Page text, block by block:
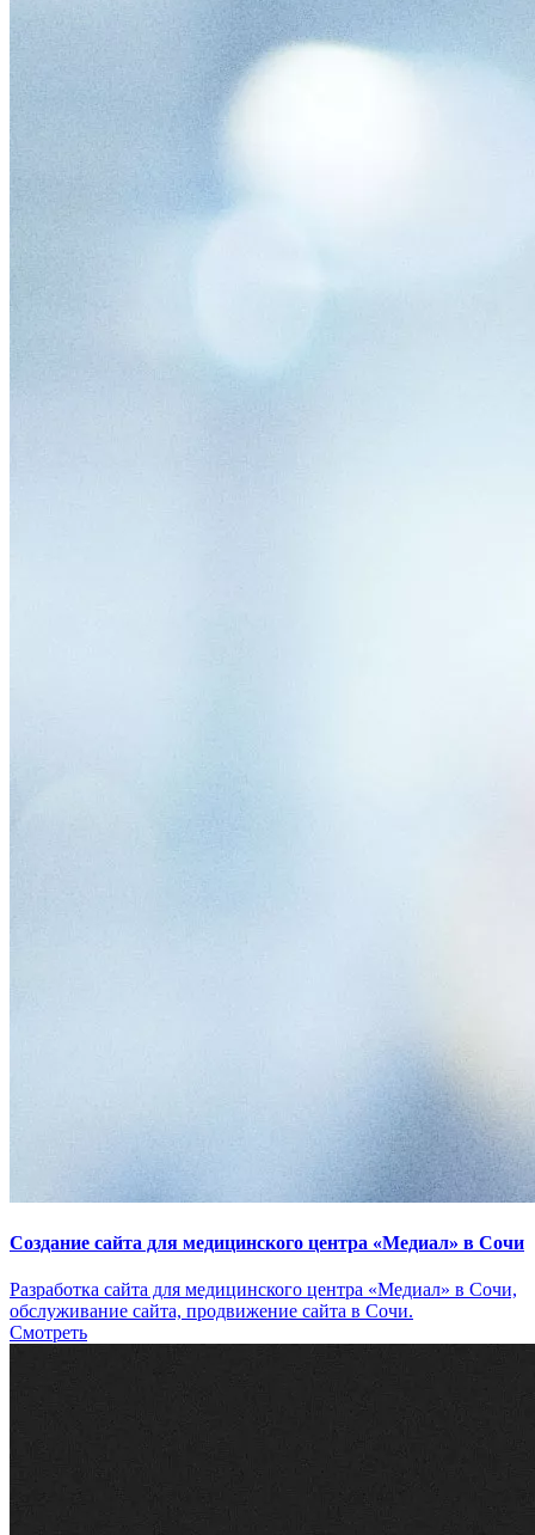
Создание сайта для медицинского центра «Медиал» в Сочи
Разработка сайта для медицинского центра «Медиал» в Сочи,
обслуживание сайта, продвижение сайта в Сочи.
Смотреть